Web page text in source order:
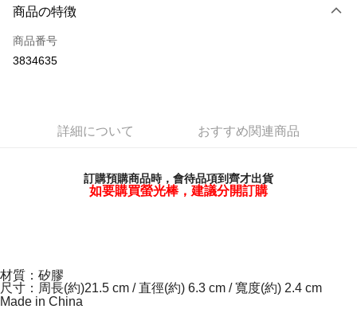
クレジットカード1回払い
コンビニ店頭代金引換
Easy Wallet
全家取貨付款
商品の特徴
商品番号
3834635
詳細について おすすめ関連商品
訂購預購商品時，會待品項到齊才出貨
如要購買螢光棒，建議分開訂購
材質：矽膠
尺寸：周長(約)21.5 cm / 直徑(約) 6.3 cm / 寬度(約) 2.4 cm
Made in China